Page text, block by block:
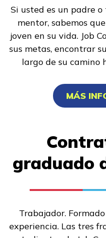
Si usted es un padre
mentor, sabemos
joven en su vida. Job
sus metas, encontrar
largo de su camino
MÁS
graduado
Trabajador.
experiencia. Las tres